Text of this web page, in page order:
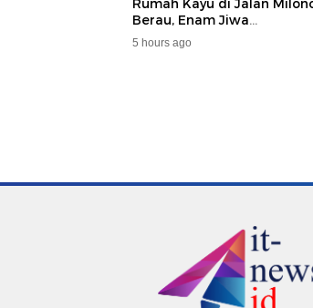
Rumah Kayu di Jalan
Berau, Enam Jiwa
Terdampak
5 hours ago